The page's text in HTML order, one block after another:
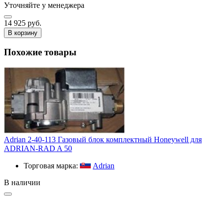
Уточняйте у менеджера
14 925 руб.
В корзину
Похожие товары
Adrian 2-40-113 Газовый блок комплектный Honeywell для
ADRIAN-RAD A 50
Торговая марка:
Adrian
В наличии